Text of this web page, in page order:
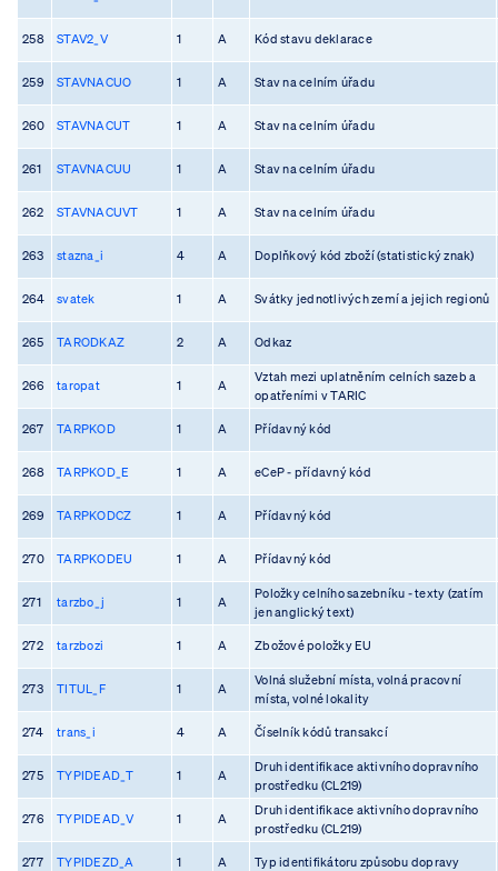
258 STAV2_V 1 A Kód stavu deklarace
259 STAVNACUO 1 A Stav na celním úřadu
260 STAVNACUT 1 A Stav na celním úřadu
261 STAVNACUU 1 A Stav na celním úřadu
262 STAVNACUVT 1 A Stav na celním úřadu
263 stazna_i 4 A Doplňkový kód zboží (statistický znak)
264 svatek 1 A Svátky jednotlivých zemí a jejich regionů
265 TARODKAZ 2 A Odkaz
266 taropat 1 A
Vztah mezi uplatněním celních sazeb a
opatřeními v TARIC
267 TARPKOD 1 A Přídavný kód
268 TARPKOD_E 1 A eCeP - přídavný kód
269 TARPKODCZ 1 A Přídavný kód
270 TARPKODEU 1 A Přídavný kód
271 tarzbo_j 1 A
Položky celního sazebníku - texty (zatím
jen anglický text)
272 tarzbozi 1 A Zbožové položky EU
273 TITUL_F 1 A
Volná služební místa, volná pracovní
místa, volné lokality
274 trans_i 4 A Číselník kódů transakcí
275 TYPIDEAD_T 1 A
Druh identifikace aktivního dopravního
prostředku (CL219)
276 TYPIDEAD_V 1 A
Druh identifikace aktivního dopravního
prostředku (CL219)
277 TYPIDEZD_A 1 A Typ identifikátoru způsobu dopravy